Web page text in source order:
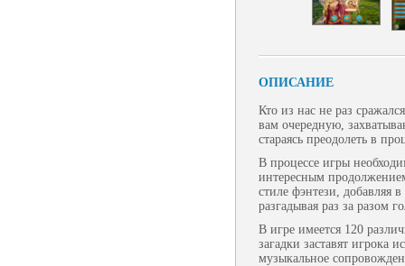
ОПИСАНИЕ
Кто из нас не раз
вам очередную,
стараясь преодолеть в
В процессе игры
интересным
стиле фэнтези, добавляя
разгадывая раз за разом
В игре имеется 120
загадки заставят игрока
музыкальное